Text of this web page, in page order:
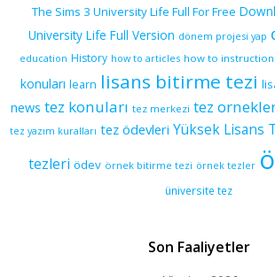
The Sims 3 University Life Full For Free
University Life Full Version dönem projesi yap
education History how to articles how to
konuları learn lisans bitirme tezi
news tez konuları tez merkezi tez
tez yazım kuralları tez ödevleri Yüksek Lisans
tezleri ödev örnek bitirme tezi örnek tezler
üniversite tez
Son Faaliyetler